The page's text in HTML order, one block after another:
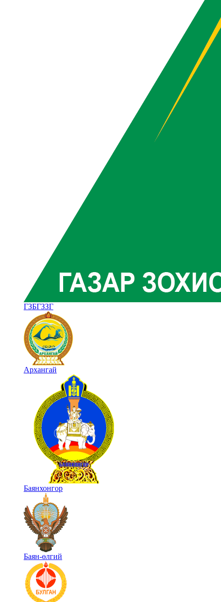
ГЗБГЗЗГ
Архангай
Баянхонгор
Баян-өлгий